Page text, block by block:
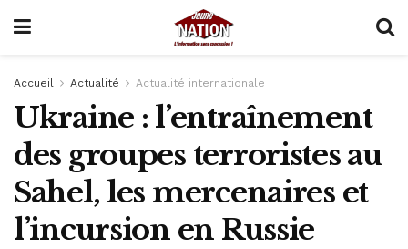
Accueil Actualité Actualité internationale
Ukraine : l’entraînement
des groupes terroristes au
Sahel, les mercenaires et
l’incursion en Russie